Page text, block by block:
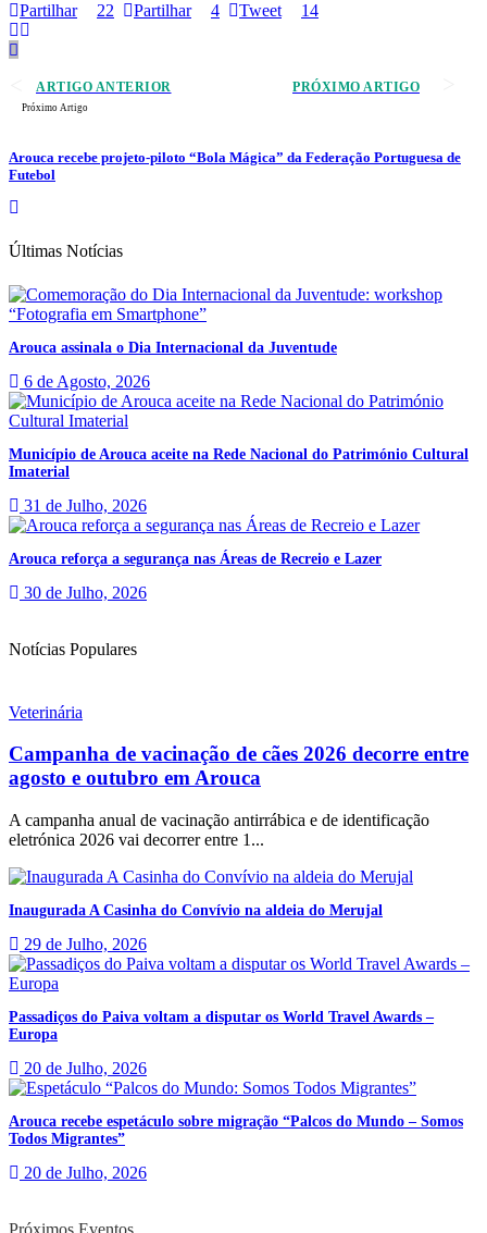
Partilhar
22 Partilhar 4 Tweet 14
ARTIGO ANTERIOR PRÓXIMO ARTIGO
Próximo Artigo
Arouca recebe projeto-piloto “Bola Mágica” da Federação Portuguesa de
Futebol
Últimas Notícias
Arouca assinala o Dia Internacional da Juventude
6 de Agosto, 2026
Município de Arouca aceite na Rede Nacional do Património Cultural
Imaterial
31 de Julho, 2026
Arouca reforça a segurança nas Áreas de Recreio e Lazer
30 de Julho, 2026
Notícias Populares
Veterinária
Campanha de vacinação de cães 2026 decorre entre
agosto e outubro em Arouca
A campanha anual de vacinação antirrábica e de identificação
eletrónica 2026 vai decorrer entre 1...
Inaugurada A Casinha do Convívio na aldeia do Merujal
29 de Julho, 2026
Passadiços do Paiva voltam a disputar os World Travel Awards –
Europa
20 de Julho, 2026
Arouca recebe espetáculo sobre migração “Palcos do Mundo – Somos
Todos Migrantes”
20 de Julho, 2026
Próximos Eventos